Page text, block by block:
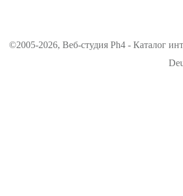
©2005-2026, Веб-студия Ph4 - Каталог